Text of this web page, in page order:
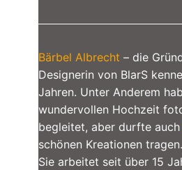
Bärbel Albrecht – die
Designerin von BlarS
Jahren. Unter Anderem
wundervollen Hochzeit
begleitet, aber durfte auch
schönen Kreationen tragen.
Sie arbeitet seit über 15